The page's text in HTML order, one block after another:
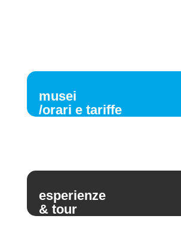
musei
/orari e tariffe
esperienze
& tour